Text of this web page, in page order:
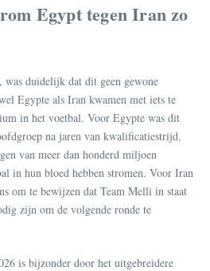
Egypt tegen Iran zo
was duidelijk dat dit geen gewone
Egypte als Iran kwamen met iets te
in het voetbal. Voor Egypte was dit
na jaren van kwalificatiestrijd,
van meer dan honderd miljoen
in hun bloed hebben stromen. Voor Iran
om te bewijzen dat Team Melli in staat
zijn om de volgende ronde te
is bijzonder door het uitgebreidere